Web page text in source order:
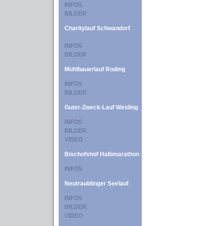
INFOS
BILDER
Charitylauf Schwandorf
INFOS
BILDER
Mühlbauerlauf Roding
INFOS
BILDER
Guter-Zweck-Lauf Weiding
INFOS
BILDER
VIDEO
Bischofshof Halbmarathon
INFOS
Neutraublinger Seelauf
INFOS
BILDER
VIDEO